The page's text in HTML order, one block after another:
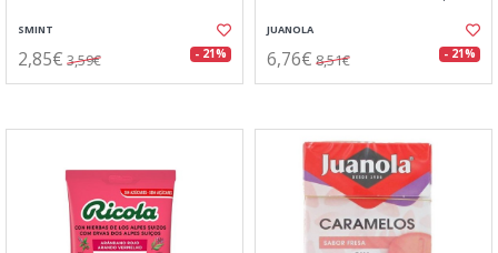
SMINT
2,85€ 3,59€ - 21%
JUANOLA
6,76€ 8,51€ - 21%